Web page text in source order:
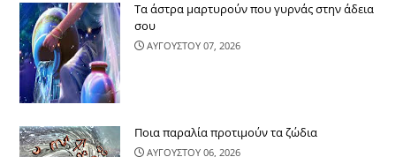
Τα άστρα μαρτυρούν που γυρνάς στην άδεια
σου
ΑΥΓΟΥΣΤΟΥ 07, 2026
Ποια παραλία προτιμούν τα ζώδια
ΑΥΓΟΥΣΤΟΥ 06, 2026